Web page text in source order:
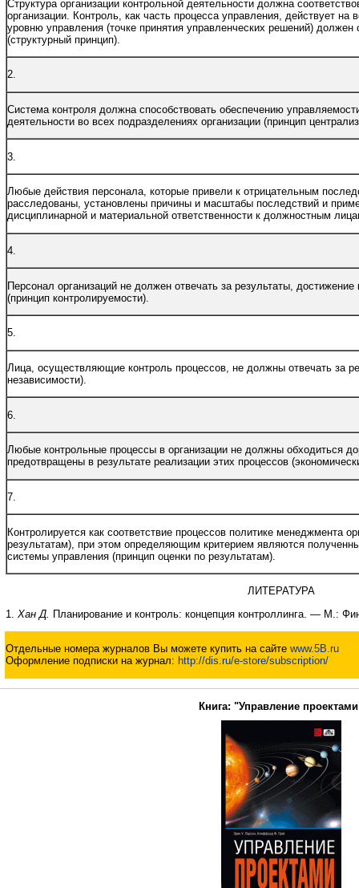
Структура организации контрольной деятельности должна
организации. Контроль, как часть процесса управления, действует
уровню управления (точке принятия управленческих решений) должен
(структурный принцип).
2.
Система контроля должна способствовать обеспечению
деятельности во всех подразделениях организации (принцип
3.
Любые действия персонала, которые привели к отрицательным
расследованы, установлены причины и масштабы последствий и
дисциплинарной и материальной ответственности к должностным
4.
Персонал организаций не должен отвечать за результаты, достижение
(принцип контролируемости).
5.
Лица, осуществляющие контроль процессов, не должны отвечать за
независимости).
6.
Любые контрольные процессы в организации не должны обходиться
предотвращены в результате реализации этих процессов
7.
Контролируется как соответствие процессов политике менеджмента
результатам), при этом определяющим критерием являются
системы управления (принцип оценки по результатам).
ЛИТЕРАТУРА
1. Хан Д. Планирование и контроль: концепция контроллинга. — М.:
Отдельные номера журналов Вы можете купить на сайте www.5B.ru
Оформление подписки на журнал: http://dis.ru/e-store/subscription/
Книга: "Управление